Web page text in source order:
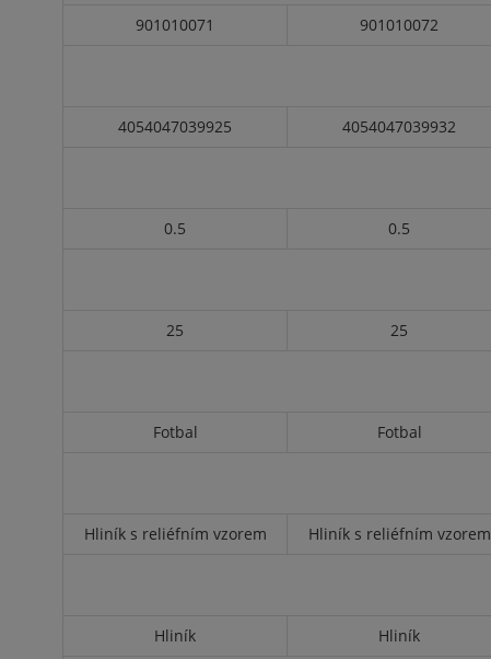
901010071 901010072
4054047039925 4054047039932
0.5 0.5
25 25
Fotbal Fotbal
Hliník s reliéfním vzorem Hliník s reliéfním vzorem
Hliník Hliník